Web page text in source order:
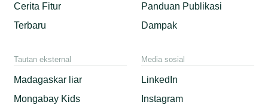
Cerita Fitur
Terbaru
Panduan Publikasi
Dampak
Tautan eksternal
Madagaskar liar
Mongabay Kids
Media sosial
LinkedIn
Instagram